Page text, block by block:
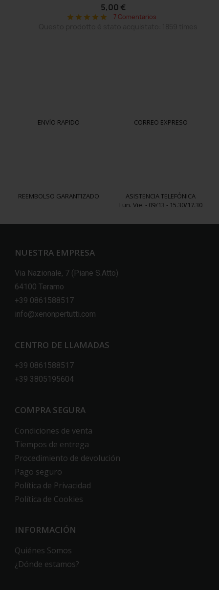
5,00 €
star star star star star 7 Comentarios
ENVÍO RAPIDO CORREO EXPRESO
REEMBOLSO GARANTIZADO
ASISTENCIA TELEFÓNICA
Lun. Vie. - 09/13 - 15.30/17.30
NUESTRA EMPRESA
Via Nazionale, 7 (Piane S.Atto)
64100 Teramo
+39 0861588517
info@xenonpertutti.com
CENTRO DE LLAMADAS
+39 0861588517
+39 3805195604
COMPRA SEGURA
Condiciones de venta
Tiempos de entrega
Procedimiento de devolución
Pago seguro
Política de Privacidad
Política de Cookies
INFORMACIÓN
Quiénes Somos
¿Dónde estamos?